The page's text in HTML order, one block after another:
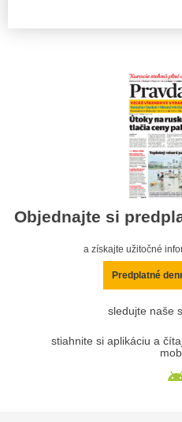
Objednajte si
a získajte užitočné
Predplatné
sledujte naše
stiahnite si aplikáciu a